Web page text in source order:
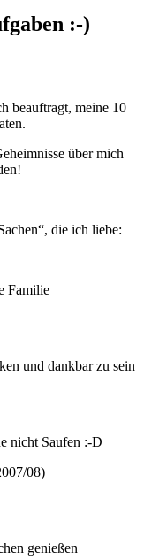
:-)
beauftragt, meine 10
über mich
die ich liebe:
Familie
und dankbar zu sein
nicht Saufen :-D
08)
genießen